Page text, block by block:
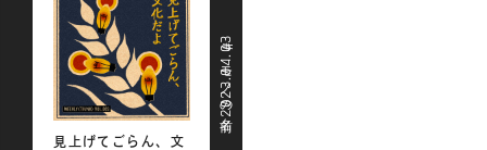
見上げてごらん、文
2023.04.03
# モノの名前